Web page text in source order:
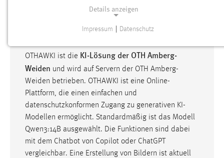
OTHAWKI ist die KI-Lösung der OTH Amberg-
Weiden und wird auf Servern der OTH Amberg-
Weiden betrieben. OTHAWKI ist eine Online-
Plattform, die einen einfachen und
datenschutzkonformen Zugang zu generativen KI-
Modellen ermöglicht. Standardmäßig ist das Modell
Qwen3:14B ausgewählt. Die Funktionen sind dabei
mit dem Chatbot von Copilot oder ChatGPT
vergleichbar. Eine Erstellung von Bildern ist aktuell
Details anzeigen
Notwendige Cookies ermöglichen grundlegende
Funktionen und sind für die einwandfreie Funktion der
Website erforderlich.
Einverständnis
Name:
cookie_consent
Zweck:
Impressum Datenschutz